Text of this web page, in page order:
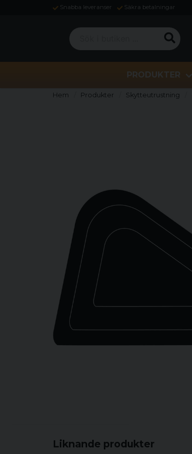
Snabba leveranser Säkra betalningar
Sök i butiken ...
PRODUKTER
Hem Produkter Skytteutrustning
Liknande produkter